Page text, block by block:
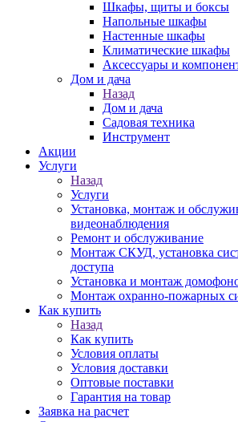
Шкафы, щиты и боксы
Напольные шкафы
Настенные шкафы
Климатические шкафы
Аксессуары и
Дом и дача
Назад
Дом и дача
Садовая техника
Инструмент
Акции
Услуги
Назад
Услуги
Установка, монтаж и
видеонаблюдения
Ремонт и обслуживание
Монтаж СКУД, установка
доступа
Установка и монтаж
Монтаж охранно-пожарных
Как купить
Назад
Как купить
Условия оплаты
Условия доставки
Оптовые поставки
Гарантия на товар
Заявка на расчет